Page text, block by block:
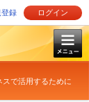
登録 ログイン
で活用するために